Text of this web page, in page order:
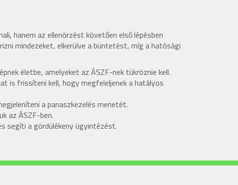
hanem az ellenörzést követően első lépésben
mindezeket, elkerülve a büntetést, míg a hatósági
életbe, amelyeket az ÁSZF-nek tükröznie kell.
is frissíteni kell, hogy megfeleljenek a hatályos
a panaszkezelés menetét.
az ÁSZF-ben.
segíti a gördülékeny ügyintézést.